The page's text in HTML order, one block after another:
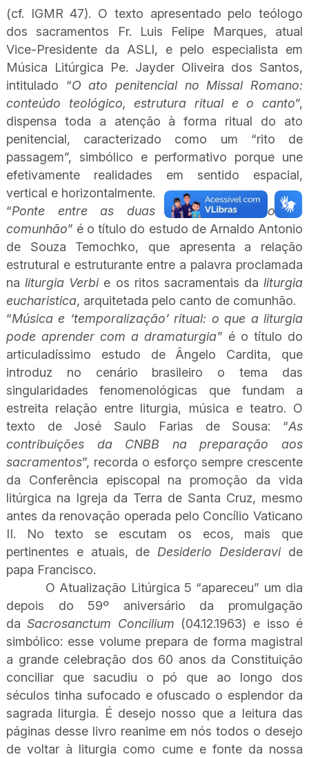
(cf.
IGMR 47). O texto apresentado pelo teólogo
dos sacramentos Fr. Luis Felipe Marques, atual
Vice-Presidente da ASLI, e pelo especialista em
Música Litúrgica Pe. Jayder Oliveira dos Santos,
intitulado “O ato penitencial no Missal Romano:
conteúdo teológico, estrutura ritual e o canto”,
dispensa toda a atenção à forma ritual do ato
penitencial, caracterizado como um “rito de
passagem”, simbólico e performativo porque une
efetivamente realidades em sentido espacial,
vertical e horizontalmente.
“Ponte entre as duas mesas: o canto de
comunhão” é o título do estudo de Arnaldo Antonio
de Souza Temochko, que apresenta a relação
estrutural e estruturante entre a palavra proclamada
naliturgia Verbie os ritos sacramentais daliturgia
eucharistica, arquitetada pelo canto de comunhão.
“Música e ‘temporalização’ ritual: o que a liturgia
pode aprender com a dramaturgia” é o título do
articuladíssimo estudo de Ângelo Cardita, que
introduz no cenário brasileiro o tema das
singularidades fenomenológicas que fundam a
estreita relação entre liturgia, música e teatro. O
texto de José Saulo Farias de Sousa: “As
contribuições da CNBB na preparação aos
sacramentos”, recorda o esforço sempre crescente
da Conferência episcopal na promoção da vida
litúrgica na Igreja da Terra de Santa Cruz, mesmo
antes da renovação operada pelo Concílio Vaticano
II. No texto se escutam os ecos, mais que
pertinentes e atuais, de Desiderio Desideravide
papa Francisco.
O Atualização Litúrgica 5 “apareceu” um dia
depois do 59º aniversário da promulgação
daSacrosanctum Concilium (04.12.1963) e isso é
simbólico: esse volume prepara de forma magistral
a grande celebração dos 60 anos da Constituição
conciliar que sacudiu o pó que ao longo dos
séculos tinha sufocado e ofuscado o esplendor da
sagrada liturgia. É desejo nosso que a leitura das
páginas desse livro reanime em nós todos o desejo
de voltar à liturgia como cume e fonte da nossa